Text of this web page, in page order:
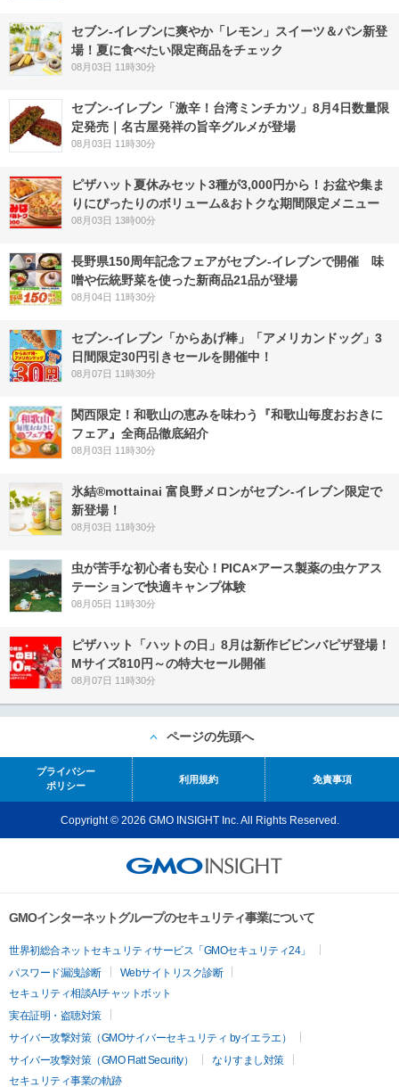
セブン‐イレブンに爽やか「レモン」スイーツ＆パン新登
場！夏に食べたい限定商品をチェック
08月03日 11時30分
セブン-イレブン「激辛！台湾ミンチカツ」8月4日数量限
定発売｜名古屋発祥の旨辛グルメが登場
08月03日 11時30分
ピザハット夏休みセット3種が3,000円から！お盆や集ま
りにぴったりのボリューム&おトクな期間限定メニュー
08月03日 13時00分
長野県150周年記念フェアがセブン-イレブンで開催 味
噌や伝統野菜を使った新商品21品が登場
08月04日 11時30分
セブン‐イレブン「からあげ棒」「アメリカンドッグ」3
日間限定30円引きセールを開催中！
08月07日 11時30分
関西限定！和歌山の恵みを味わう『和歌山毎度おおきに
フェア』全商品徹底紹介
08月03日 11時30分
氷結®mottainai 富良野メロンがセブン‐イレブン限定で
新登場！
08月03日 11時30分
虫が苦手な初心者も安心！PICA×アース製薬の虫ケアス
テーションで快適キャンプ体験
08月05日 11時30分
ピザハット「ハットの日」8月は新作ビビンバピザ登場！
Mサイズ810円～の特大セール開催
08月07日 11時30分
ページの先頭へ
プライバシー
ポリシー
利用規約 免責事項
Copyright © 2026 GMO INSIGHT Inc. All Rights Reserved.
GMOインターネットグループのセキュリティ事業について
世界初総合ネットセキュリティサービス「GMOセキュリティ24」
パスワード漏洩診断
Webサイトリスク診断
セキュリティ相談AIチャットボット
実在証明・盗聴対策
サイバー攻撃対策（GMOサイバーセキュリティ byイエラエ）
サイバー攻撃対策（GMO Flatt Security）
なりすまし対策
セキュリティ事業の軌跡